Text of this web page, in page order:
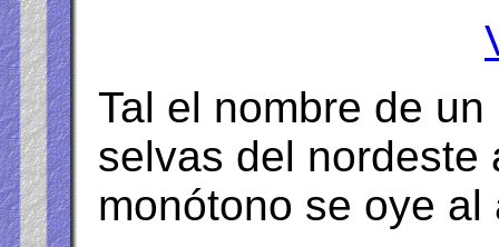
Tal el nombre de
selvas del nordeste
monótono se oye